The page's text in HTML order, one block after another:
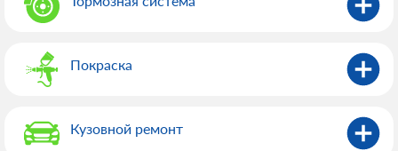
Покраска
Кузовной ремонт